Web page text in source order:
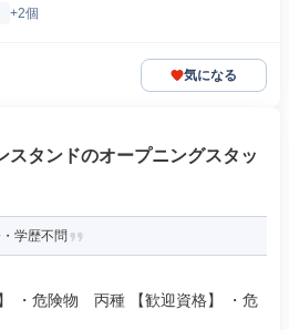
+2個
気になる
スタンドのオープニングスタッ
学歴不問
・危険物 丙種 【歓迎資格】 ・危